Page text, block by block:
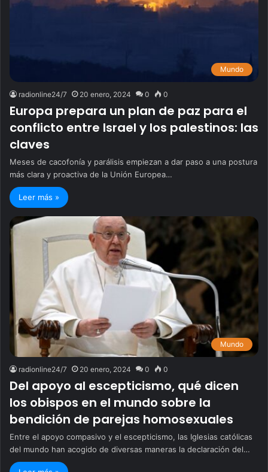
Mundo
radionline24/7 20 enero, 2024 0 0
Europa prepara un plan de paz para el
conflicto entre Israel y los palestinos: las
claves
Meses de cacofonía y parálisis empiezan a dar paso a una postura
más clara y proactiva de la Unión Europea…
Leer más »
Mundo
radionline24/7 20 enero, 2024 0 0
Del apoyo al escepticismo, qué dicen
los obispos en el mundo sobre la
bendición de parejas homosexuales
Entre el apoyo compasivo y el escepticismo, las Iglesias católicas
del mundo han acogido de diversas maneras la declaración del…